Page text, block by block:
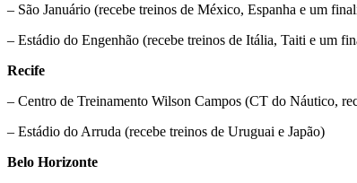
– São Januário (recebe treinos de México, Espanha e um
– Estádio do Engenhão (recebe treinos de Itália, Taiti e um
Recife
– Centro de Treinamento Wilson Campos (CT do Náutico,
– Estádio do Arruda (recebe treinos de Uruguai e Japão)
Belo Horizonte